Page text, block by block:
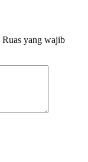
Ruas yang wajib